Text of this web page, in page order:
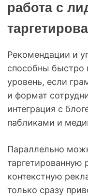
работа с
Рекомендации и
способны быстро
уровень, если
и формат
интеграция с
пабликами и
Параллельно
таргетированную
контекстную
только сразу